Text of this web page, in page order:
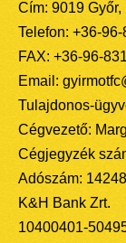
Cím: 9019 Győr,
Telefon: +36-
FAX: +36-96-
Email:
Tulajdonos-
Cégvezető:
Cégjegyzék
Adószám:
K&H Bank Zrt.
10400401-